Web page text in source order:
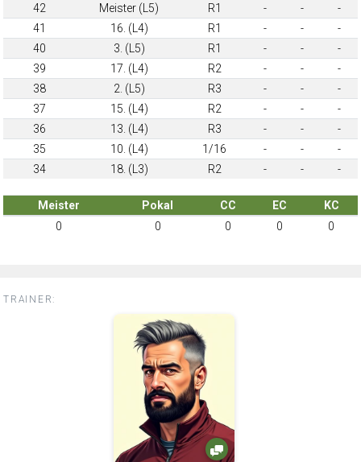
42
Meister (L5) R1 - -
-
41
16. (L4) R1 - -
-
40
3. (L5) R1 - -
-
39
17. (L4) R2 - -
-
38
2. (L5) R3 - -
-
37
15. (L4) R2 - -
-
36
13. (L4) R3 - -
-
35
10. (L4) 1/16 - -
-
34
18. (L3) R2 - - -
Meister Pokal CC EC
KC
0
0 0 0 0
TRAINER: